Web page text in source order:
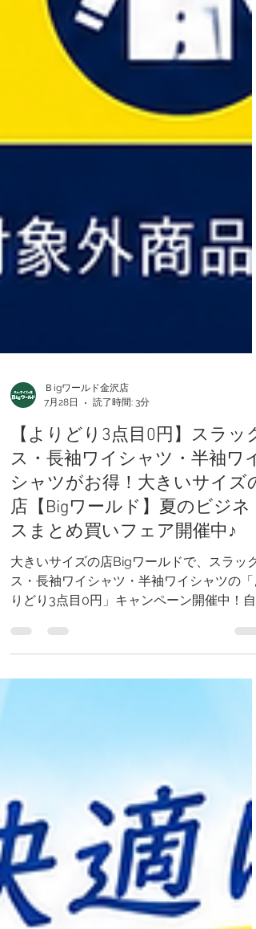
7月28日
読了時間: 3分
【よりどり3点目0円】スラック
ス・長袖ワイシャツ・半袖ワイ
シャツがお得！大きいサイズの
店【Bigワールド】夏のビジネ
スまとめ買いフェア開催中♪
大きいサイズの店Bigワールドで、スラック
ス・長袖ワイシャツ・半袖ワイシャツの「
りどり3点目0円」キャンペーン開催中！自
得です。